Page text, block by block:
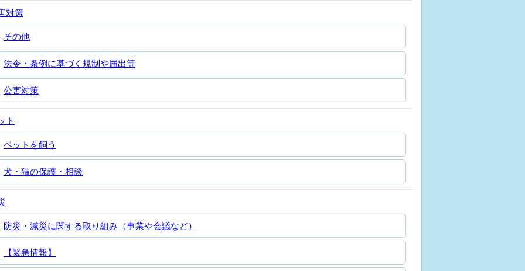
対策
その他
法令・条例に基づく規制や届出等
公害対策
ト
ペットを飼う
犬・猫の保護・相談
防災・減災に関する取り組み（事業や会議など）
【緊急情報】